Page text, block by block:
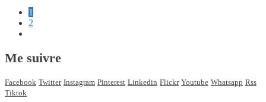
1
2
Me suivre
Facebook Twitter Instagram Pinterest Linkedin Flickr Youtube Whatsapp Rss
Tiktok